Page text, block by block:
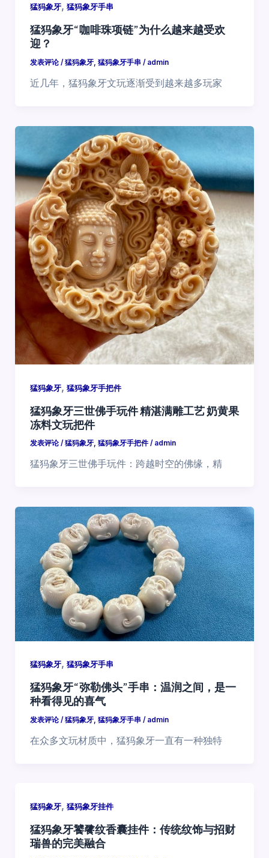
猛犸象牙, 猛犸象牙手串
猛犸象牙“咖啡珠项链”为什么越来越受欢
迎？
发表评论 / 猛犸象牙, 猛犸象牙手串 / admin
近几年，猛犸象牙文玩逐渐受到越来越多玩家
猛犸象牙, 猛犸象牙手把件
猛犸象牙三世佛手玩件 精湛满雕工艺 奶黄果
冻料文玩把件
发表评论 / 猛犸象牙, 猛犸象牙手把件/ admin
猛犸象牙三世佛手玩件：跨越时空的佛缘，精
猛犸象牙, 猛犸象牙手串
猛犸象牙“弥勒佛头”手串：温润之间，是一
种看得见的喜气
发表评论 / 猛犸象牙, 猛犸象牙手串 / admin
在众多文玩材质中，猛犸象牙一直有一种独特
猛犸象牙, 猛犸象牙挂件
猛犸象牙饕餮纹香囊挂件：传统纹饰与招财
瑞兽的完美融合